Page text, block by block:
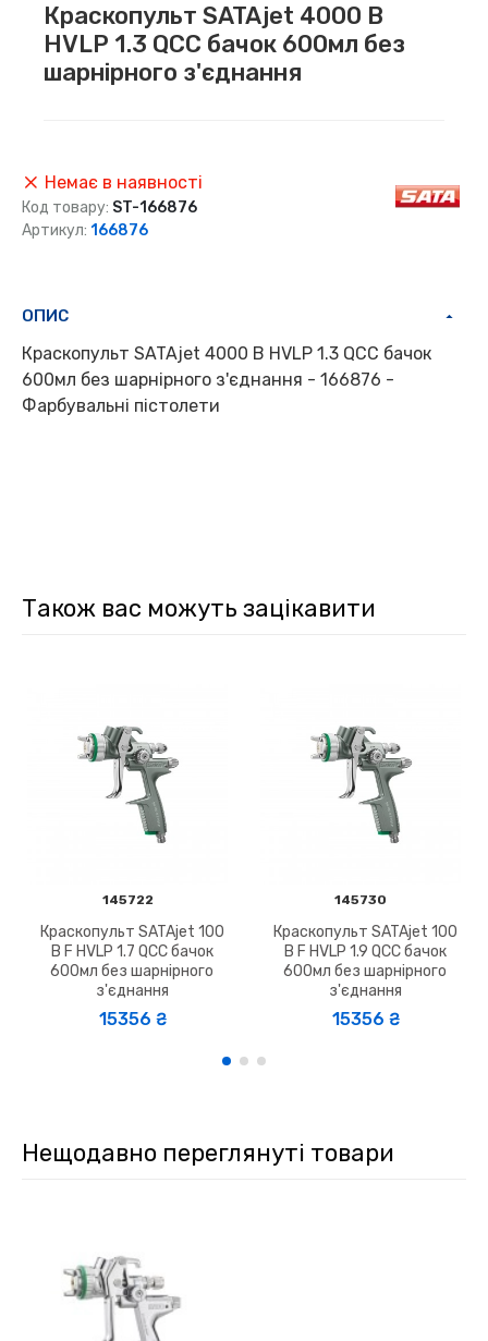
Краскопульт SATAjet 4000 B
HVLP 1.3 QCC бачок 600мл без
шарнірного з'єднання
Немає в наявності
Код товару: ST-166876
Артикул: 166876
ОПИС
Краскопульт SATAjet 4000 B HVLP 1.3 QCC бачок
600мл без шарнірного з'єднання - 166876 -
Фарбувальні пістолети
Також вас можуть зацікавити
145722
Краскопульт SATAjet 100
B F HVLP 1.7 QCC бачок
600мл без шарнірного
з'єднання
15356 ₴
145730
Краскопульт SATAjet 100
B F HVLP 1.9 QCC бачок
600мл без шарнірного
з'єднання
15356 ₴
Нещодавно переглянуті товари